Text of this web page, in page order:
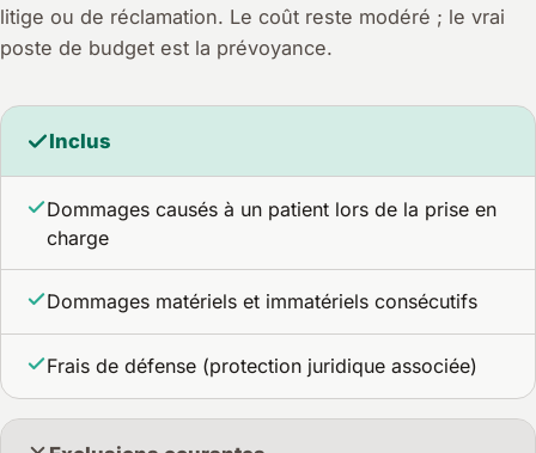
litige ou de réclamation. Le coût reste modéré ; le vrai
poste de budget est la prévoyance.
Inclus
Dommages causés à un patient lors de la prise en
charge
Dommages matériels et immatériels consécutifs
Frais de défense (protection juridique associée)